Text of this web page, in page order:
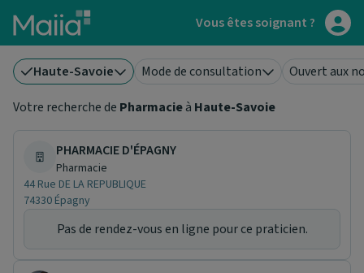
Aller au contenu principal Vous êtes soignant ?
Haute-Savoie Mode de consultation
Ouvert aux
Votre recherche de Pharmacieà Haute-Savoie
PHARMACIE D'ÉPAGNY
Pharmacie
44 Rue DE LA REPUBLIQUE
74330 Épagny
Pas de rendez-vous en ligne pour ce praticien.